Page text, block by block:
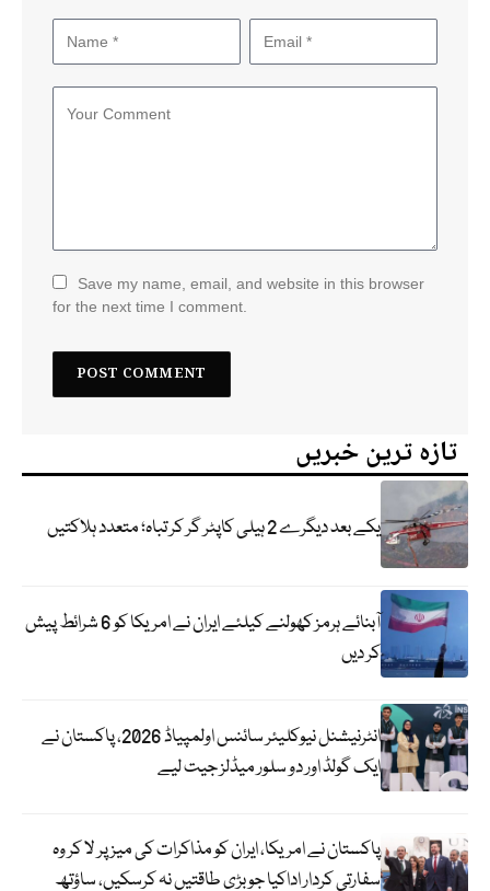
Save my name, email, and website in this browser
for the next time I comment.
تازہ ترین خبریں
یکے بعد دیگرے 2 ہیلی کاپٹر گر کر تباہ؛ متعدد ہلاکتیں
آبنائے ہرمز کھولنے کیلئے ایران نے امریکا کو 6 شرائط پیش
کر دیں
انٹرنیشنل نیوکلیئر سائنس اولمپیاڈ 2026، پاکستان نے
ایک گولڈ اور دو سلور میڈلز جیت لیے
پاکستان نے امریکا، ایران کو مذاکرات کی میز پر لا کر وہ
سفارتی کردار اداکیا جو بڑی طاقتیں نہ کرسکیں، ساؤتھ